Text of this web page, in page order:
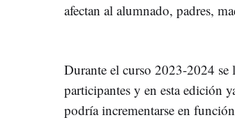
afectan al alumnado, padres,
Durante el curso 2023-2024 se
participantes y en esta edición
podría incrementarse en